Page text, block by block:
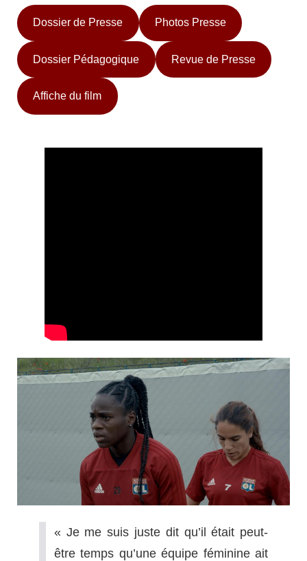
Dossier de Presse Photos Presse
Dossier Pédagogique Revue de Presse
Affiche du film
« Je me suis juste dit qu’il était peut-
être temps qu’une équipe féminine ait